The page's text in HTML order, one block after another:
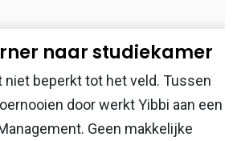
naar studiekamer
beperkt tot het veld. Tussen
door werkt Yibbi aan een
Geen makkelijke